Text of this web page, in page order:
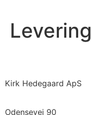
Levering
Kirk Hedegaard ApS
Odensevej 90